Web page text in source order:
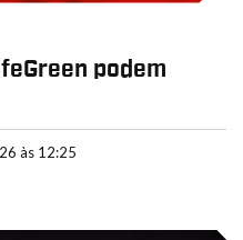
podem
às 12:25